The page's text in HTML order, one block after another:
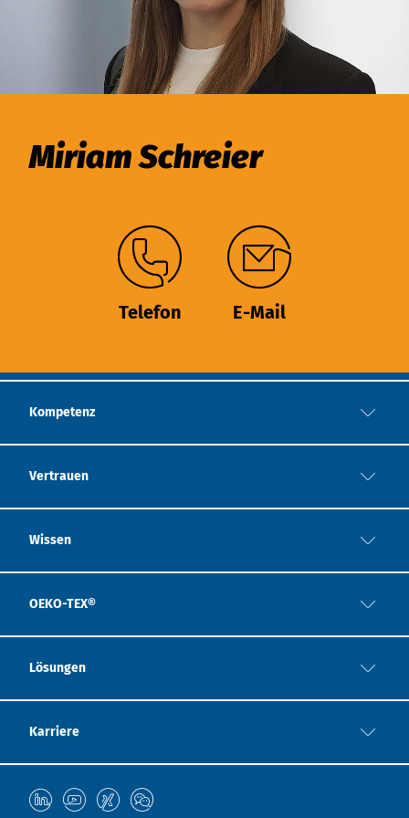
Miriam Schreier
Telefon E-Mail
Kompetenz
Vertrauen
Wissen
OEKO-TEX®
Lösungen
Karriere